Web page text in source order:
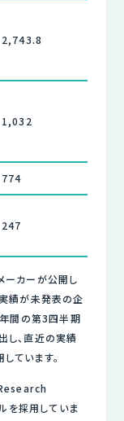
2,743.8
1,032
774
247
ーカーが公開し
績が未発表の企
年間の第3四半期
し、直近の実績
ています。
を採用していま